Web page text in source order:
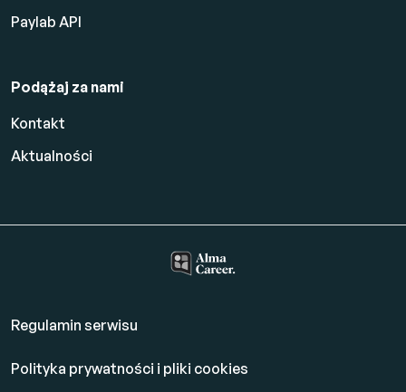
Paylab API
Podążaj za nami
Kontakt
Aktualności
Regulamin serwisu
Polityka prywatności i pliki cookies